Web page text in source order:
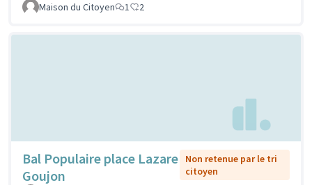
Maison du Citoyen 1 2
Bal Populaire place Lazare
Goujon
Non retenue par le tri
citoyen